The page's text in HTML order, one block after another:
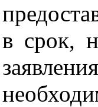
в срок,